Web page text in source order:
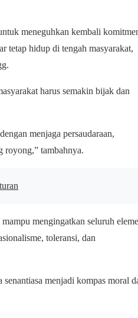
meneguhkan kembali
tetap hidup di tengah masyarakat,
harus semakin bijak dan
menjaga persaudaraan,
royong,” tambahnya.
mengingatkan seluruh
toleransi, dan
menjadi kompas moral